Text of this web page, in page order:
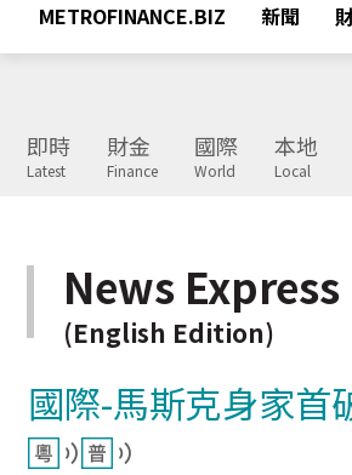
METROFINANCE.BIZ 新聞
即時
Latest
財金
Finance
國際
World
本地
Local
News Express
(English Edition)
國際-馬斯克身家首